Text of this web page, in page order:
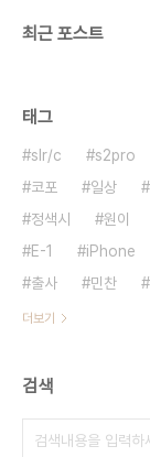
최근 포스트
태그
slr/c s2pro
코포
일상
정색시
원이
E-1
iPhone
출사
민찬
더보기
검색